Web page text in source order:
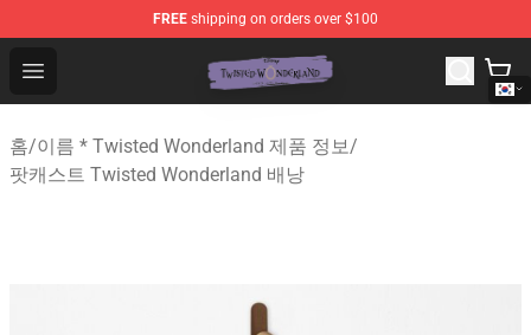
FREE shipping on orders over $100
Open menu
Twisted Wonderland Store - Official Twisted
홈/이름 * Twisted Wonderland 제품 정보/
팟캐스트 Twisted Wonderland 배낭